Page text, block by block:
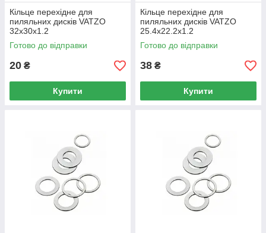
Кільце перехідне для
пиляльних дисків VATZO
32x30x1.2
Готово до відправки
20 ₴
Купити
Кільце перехідне для
пиляльних дисків VATZO
25.4x22.2x1.2
Готово до відправки
38 ₴
Купити